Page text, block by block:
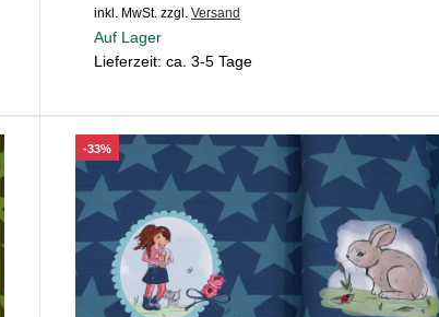
inkl. MwSt. zzgl. Versand
Auf Lager
Lieferzeit: ca. 3-5 Tage
-33%